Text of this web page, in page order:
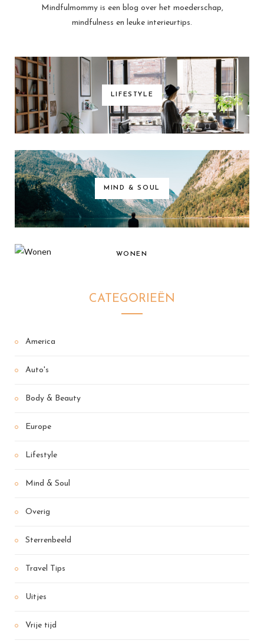
Mindfulmommy is een blog over het moederschap,
mindfulness en leuke interieurtips.
LIFESTYLE
MIND & SOUL
WONEN
CATEGORIEËN
America
Auto's
Body & Beauty
Europe
Lifestyle
Mind & Soul
Overig
Sterrenbeeld
Travel Tips
Uitjes
Vrije tijd